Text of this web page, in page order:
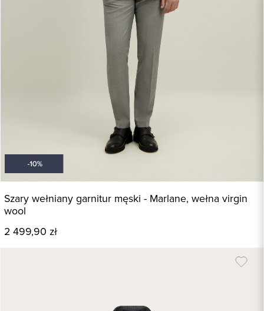
Szary wełniany garnitur męski - Marlane, wełna virgin
wool
2 499,90 zł